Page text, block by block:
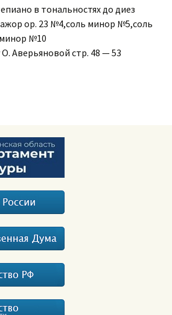
в тональностях до диез
ор. 23 №4,соль минор №5,соль
№10
Аверьяновой стр. 48 — 53